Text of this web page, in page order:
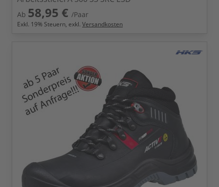
Ab 58,95 € /Paar
Exkl. 19% Steuern, exkl. Versandkosten